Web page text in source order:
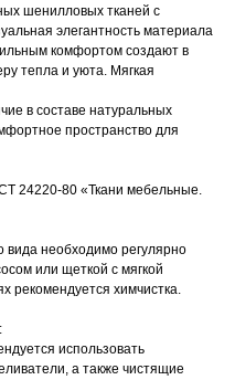
шенилловых тканей с
элегантность материала
комфортом создают в
тепла и уюта. Мягкая
в составе натуральных
пространство для
24220-80 «Ткани мебельные.
необходимо регулярно
или щеткой с мягкой
рекомендуется химчистка.
использовать
а также чистящие